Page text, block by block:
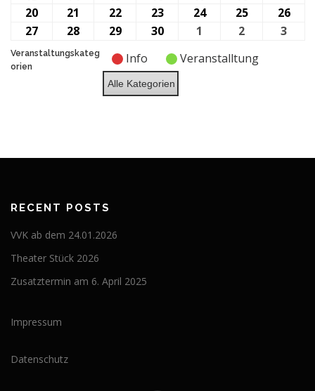
2026
2026
2026
2026
2026
2026
2026
April
2026
April
2026
April
April
20
2026
21
2026
2222.
April
2323.
April
2424.
2525.
2626.
27
April
28
April
2929.
2026
3030.
2026
1
2026
2
2026
3
Veranstaltungskateg
orien
Info Veranstalltung
Alle Kategorien
RECENT POSTS
VVK ab dem 24.01.2026
Theater Stück 2026
Zusatztermin am 6. April 2025
Impressum
Datenschutz